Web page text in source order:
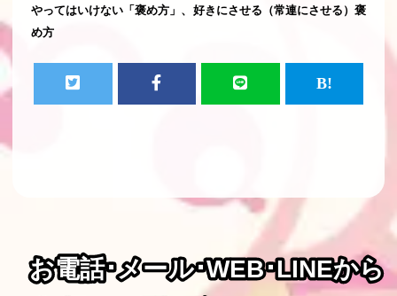
やってはいけない「褒め方」、好きにさせる（常連にさせる）褒
め方
お電話･メール･WEB･LINEから
お電話･メール･WEB･LINEから